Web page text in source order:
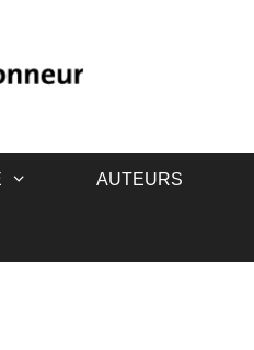
AUTEURS